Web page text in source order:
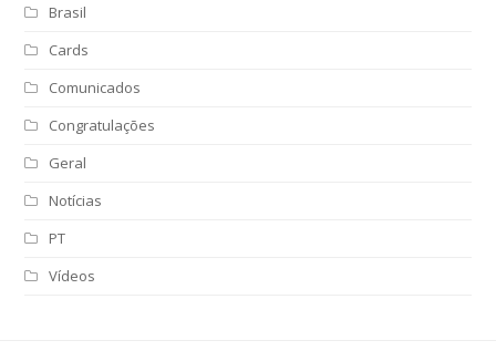
Brasil
Cards
Comunicados
Congratulações
Geral
Notícias
PT
Vídeos